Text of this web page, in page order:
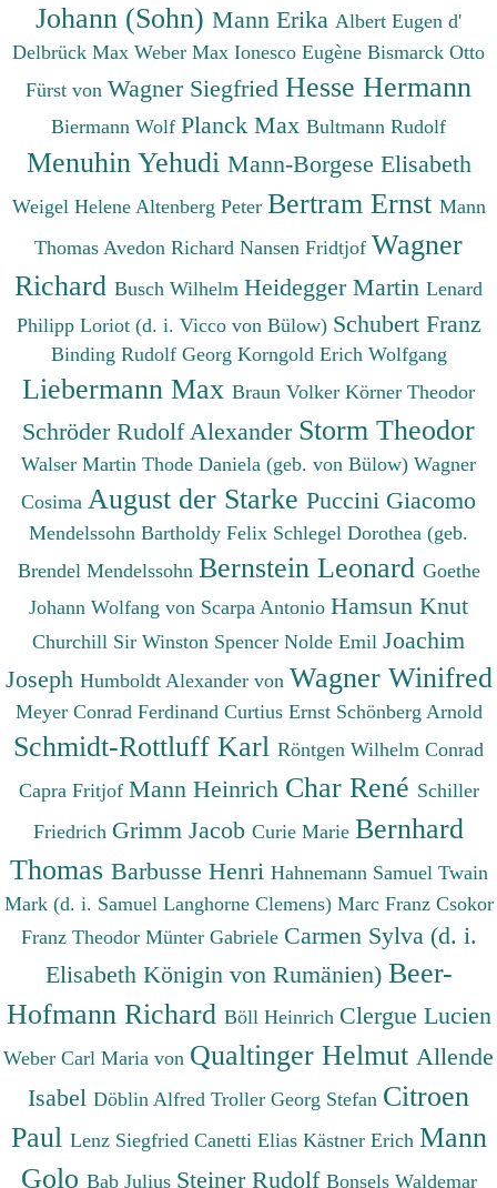
Johann (Sohn) Mann Erika Albert Eugen d'
Delbrück Max Weber Max Ionesco Eugène Bismarck Otto
Fürst von Wagner Siegfried Hesse Hermann
Biermann Wolf Planck Max Bultmann Rudolf
Menuhin Yehudi Mann-Borgese Elisabeth
Weigel Helene Altenberg Peter Bertram Ernst Mann
Thomas Avedon Richard Nansen Fridtjof Wagner
Richard Busch Wilhelm Heidegger Martin Lenard
Philipp Loriot (d. i. Vicco von Bülow) Schubert Franz
Binding Rudolf Georg Korngold Erich Wolfgang
Liebermann Max Braun Volker Körner Theodor
Schröder Rudolf Alexander Storm Theodor
Walser Martin Thode Daniela (geb. von Bülow) Wagner
Cosima August der Starke Puccini Giacomo
Mendelssohn Bartholdy Felix Schlegel Dorothea (geb.
Brendel Mendelssohn Bernstein Leonard Goethe
Johann Wolfang von Scarpa Antonio Hamsun Knut
Churchill Sir Winston Spencer Nolde Emil Joachim
Joseph Humboldt Alexander von Wagner Winifred
Meyer Conrad Ferdinand Curtius Ernst Schönberg Arnold
Schmidt-Rottluff Karl Röntgen Wilhelm Conrad
Capra Fritjof Mann Heinrich Char René Schiller
Friedrich Grimm Jacob Curie Marie Bernhard
Thomas Barbusse Henri Hahnemann Samuel Twain
Mark (d. i. Samuel Langhorne Clemens) Marc Franz Csokor
Franz Theodor Münter Gabriele Carmen Sylva (d. i.
Elisabeth Königin von Rumänien) Beer-
Hofmann Richard Böll Heinrich Clergue Lucien
Weber Carl Maria von Qualtinger Helmut Allende
Isabel Döblin Alfred Troller Georg Stefan Citroen
Paul Lenz Siegfried Canetti Elias Kästner Erich Mann
Golo Bab Julius Steiner Rudolf Bonsels Waldemar